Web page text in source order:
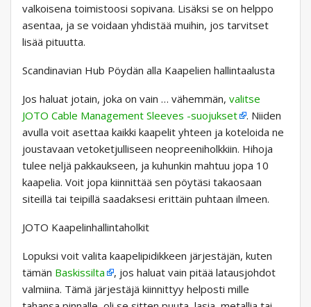
valkoisena toimistoosi sopivana. Lisäksi se on helppo
asentaa, ja se voidaan yhdistää muihin, jos tarvitset
lisää pituutta.
Scandinavian Hub Pöydän alla Kaapelien hallintaalusta
Jos haluat jotain, joka on vain … vähemmän, valitse
JOTO Cable Management Sleeves -suojukset
. Niiden
avulla voit asettaa kaikki kaapelit yhteen ja koteloida ne
joustavaan vetoketjulliseen neopreeniholkkiin. Hihoja
tulee neljä pakkaukseen, ja kuhunkin mahtuu jopa 10
kaapelia. Voit jopa kiinnittää sen pöytäsi takaosaan
siteillä tai teipillä saadaksesi erittäin puhtaan ilmeen.
JOTO Kaapelinhallintaholkit
Lopuksi voit valita kaapelipidikkeen järjestäjän, kuten
tämän Baskissilta
, jos haluat vain pitää latausjohdot
valmiina. Tämä järjestäjä kiinnittyy helposti mille